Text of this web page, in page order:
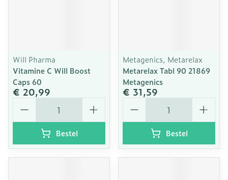
Will Pharma
Vitamine C Will Boost
Caps 60
€ 20,99
Aantal
Bestel
Metagenics, Metarelax
Metarelax Tabl 90 21869
Metagenics
€ 31,59
Aantal
Bestel